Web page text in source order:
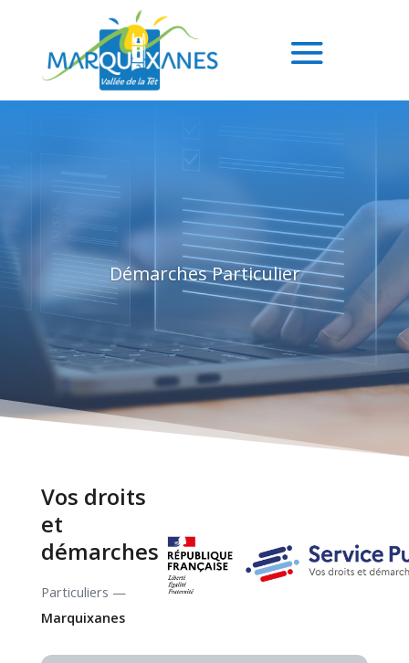
Démarches Particulier
Vos droits
et
démarches
Particuliers —
Marquixanes